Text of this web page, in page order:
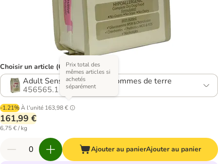
Choisir un article (6 variantes)
Adult Sensitive saumon, pommes de terre
456565.1
-1.21%À l'unité 163,98 €
Prix total des
mêmes articles si
achetés
séparément
161,99 €
6,75 € / kg
Ajouter au panierAjouter au panier